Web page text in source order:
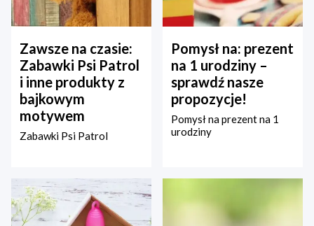
Zawsze na czasie:
Zabawki Psi Patrol
i inne produkty z
bajkowym
motywem
Zabawki Psi Patrol
Pomysł na: prezent
na 1 urodziny –
sprawdź nasze
propozycje!
Pomysł na prezent na 1
urodziny